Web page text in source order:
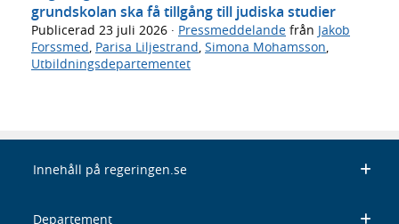
grundskolan ska få tillgång till judiska studier
Publicerad 23 juli 2026 · Pressmeddelande från Jakob
Forssmed, Parisa Liljestrand, Simona Mohamsson,
Utbildningsdepartementet
Innehåll på regeringen.se
Departement